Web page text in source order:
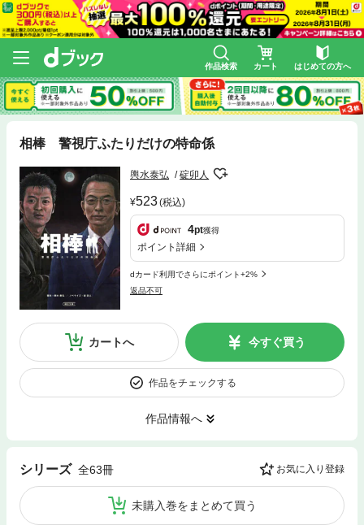
作品検索 カート はじめての方へ
相棒 警視庁ふたりだけの特命係
輿水泰弘 碇卯人
523(税込)
4pt獲得
ポイント詳細
dカード利用でさらにポイント+2%
返品不可
カートへ 今すぐ買う
作品をチェックする
作品情報へ
シリーズ 全63冊 お気に入り登録
未購入巻をまとめて買う